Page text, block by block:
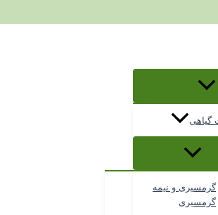
گیاهی
گرمسیری و نیمه
گرمسیری